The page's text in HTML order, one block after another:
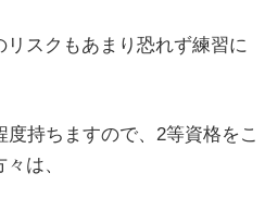
スクもあまり恐れず練習に
持ちますので、2等資格をこ
は、